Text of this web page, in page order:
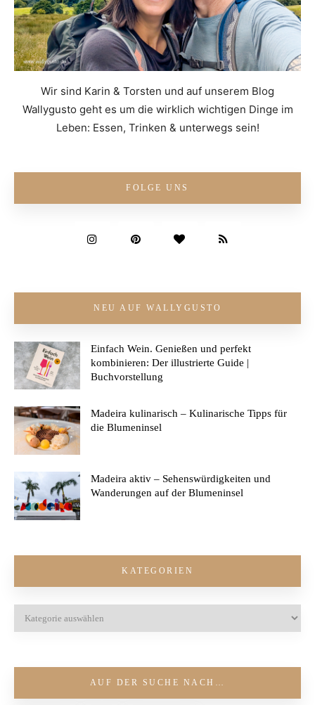
Wir sind Karin & Torsten und auf unserem Blog
Wallygusto geht es um die wirklich wichtigen Dinge im
Leben: Essen, Trinken & unterwegs sein!
FOLGE UNS
NEU AUF WALLYGUSTO
Einfach Wein. Genießen und perfekt
kombinieren: Der illustrierte Guide |
Buchvorstellung
Madeira kulinarisch – Kulinarische Tipps für
die Blumeninsel
Madeira aktiv – Sehenswürdigkeiten und
Wanderungen auf der Blumeninsel
KATEGORIEN
AUF DER SUCHE NACH…